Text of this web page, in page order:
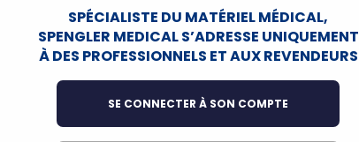
SPÉCIALISTE DU MATÉRIEL MÉDICAL,
SPENGLER MEDICAL S’ADRESSE UNIQUEMENT
À DES PROFESSIONNELS ET AUX REVENDEURS
SE CONNECTER À SON COMPTE